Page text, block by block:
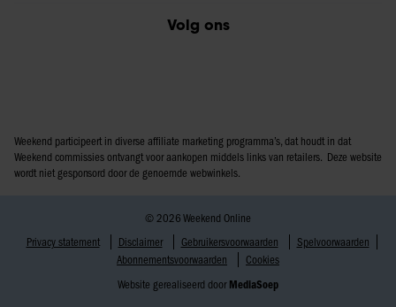
Volg ons
Weekend participeert in diverse affiliate marketing programma’s, dat houdt in dat
Weekend commissies ontvangt voor aankopen middels links van retailers. Deze website
wordt niet gesponsord door de genoemde webwinkels.
© 2026 Weekend Online
Privacy statement
Disclaimer Gebruikersvoorwaarden
Spelvoorwaarden
Abonnementsvoorwaarden
Cookies
Website gerealiseerd door MediaSoep